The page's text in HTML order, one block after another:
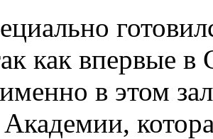
как впервые
в этом